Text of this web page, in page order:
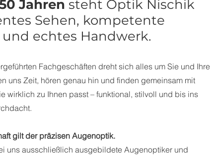
Jahren steht Optik Nischik
Sehen, kompetente
echtes Handwerk.
Fachgeschäften dreht sich alles um Sie und Ihre
uns Zeit, hören genau hin und finden gemeinsam mit
wirklich zu Ihnen passt – funktional, stilvoll und bis ins
gilt der präzisen Augenoptik.
uns ausschließlich ausgebildete Augenoptiker und